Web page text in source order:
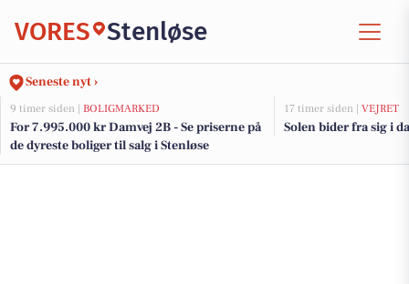
VORES Stenløse
Seneste nyt ›
9 timer siden | BOLIGMARKED
For 7.995.000 kr Damvej 2B - Se priserne på
de dyreste boliger til salg i Stenløse
17 timer siden | VEJRET
Solen bider fra sig i